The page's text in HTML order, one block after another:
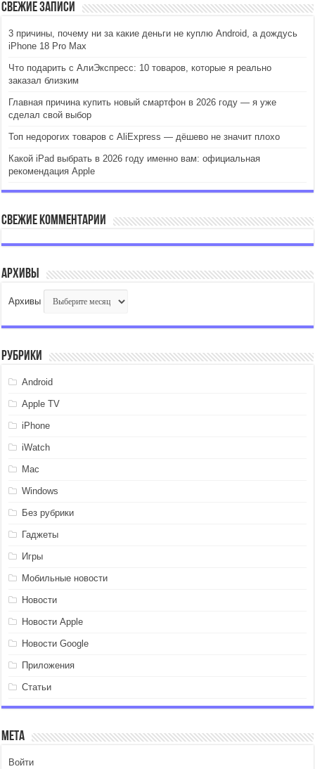
Свежие записи
3 причины, почему ни за какие деньги не куплю Android, а дождусь
iPhone 18 Pro Max
Что подарить с АлиЭкспресс: 10 товаров, которые я реально
заказал близким
Главная причина купить новый смартфон в 2026 году — я уже
сделал свой выбор
Топ недорогих товаров с AliExpress — дёшево не значит плохо
Какой iPad выбрать в 2026 году именно вам: официальная
рекомендация Apple
Свежие комментарии
Архивы
Архивы
Рубрики
Android
Apple TV
iPhone
iWatch
Mac
Windows
Без рубрики
Гаджеты
Игры
Мобильные новости
Новости
Новости Apple
Новости Google
Приложения
Статьи
Мета
Войти